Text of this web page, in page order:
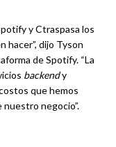
y Ctraspasa los
hacer”, dijo Tyson
de Spotify. “La
backendy
que hemos
nuestro negocio”.